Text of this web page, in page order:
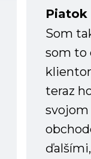
Piatok
Som
som to
teraz